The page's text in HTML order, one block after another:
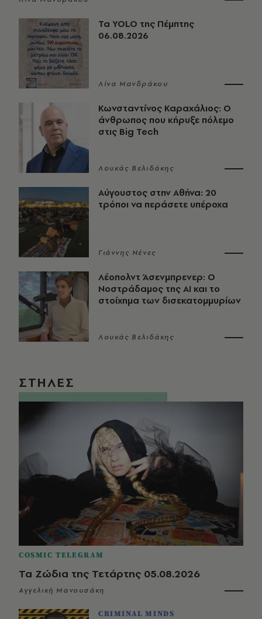
Τα YOLO της Πέμπτης
06.08.2026
Λίνα Μανδράκου
Κωνσταντίνος Καραχάλιος: Ο
άνθρωπος που κήρυξε πόλεμο
στις Big Tech
Λουκάς Βελιδάκης
Αύγουστος στην Αθήνα: 20
τρόποι να περάσετε υπέροχα
Γιάννης Νένες
Λέοπολντ Άσενμπρενερ: Ο
Νοστράδαμος της AI και το
στοίχημα των δισεκατομμυρίων
Λουκάς Βελιδάκης
ΣΤΗΛΕΣ
COSMIC TELEGRAM
Τα Ζώδια της Τετάρτης 05.08.2026
Αγγελική Μανουσάκη
CRIMINAL MINDS